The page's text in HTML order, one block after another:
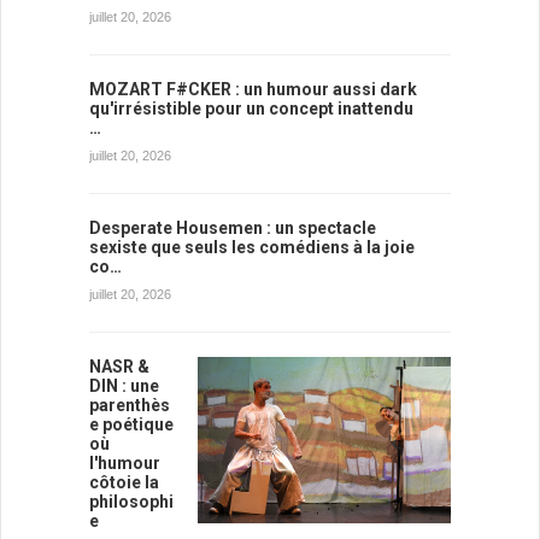
juillet 20, 2026
MOZART F#CKER : un humour aussi dark
qu'irrésistible pour un concept inattendu
…
juillet 20, 2026
Desperate Housemen : un spectacle
sexiste que seuls les comédiens à la joie
co…
juillet 20, 2026
NASR &
DIN : une
parenthès
e poétique
où
l'humour
côtoie la
philosophi
e